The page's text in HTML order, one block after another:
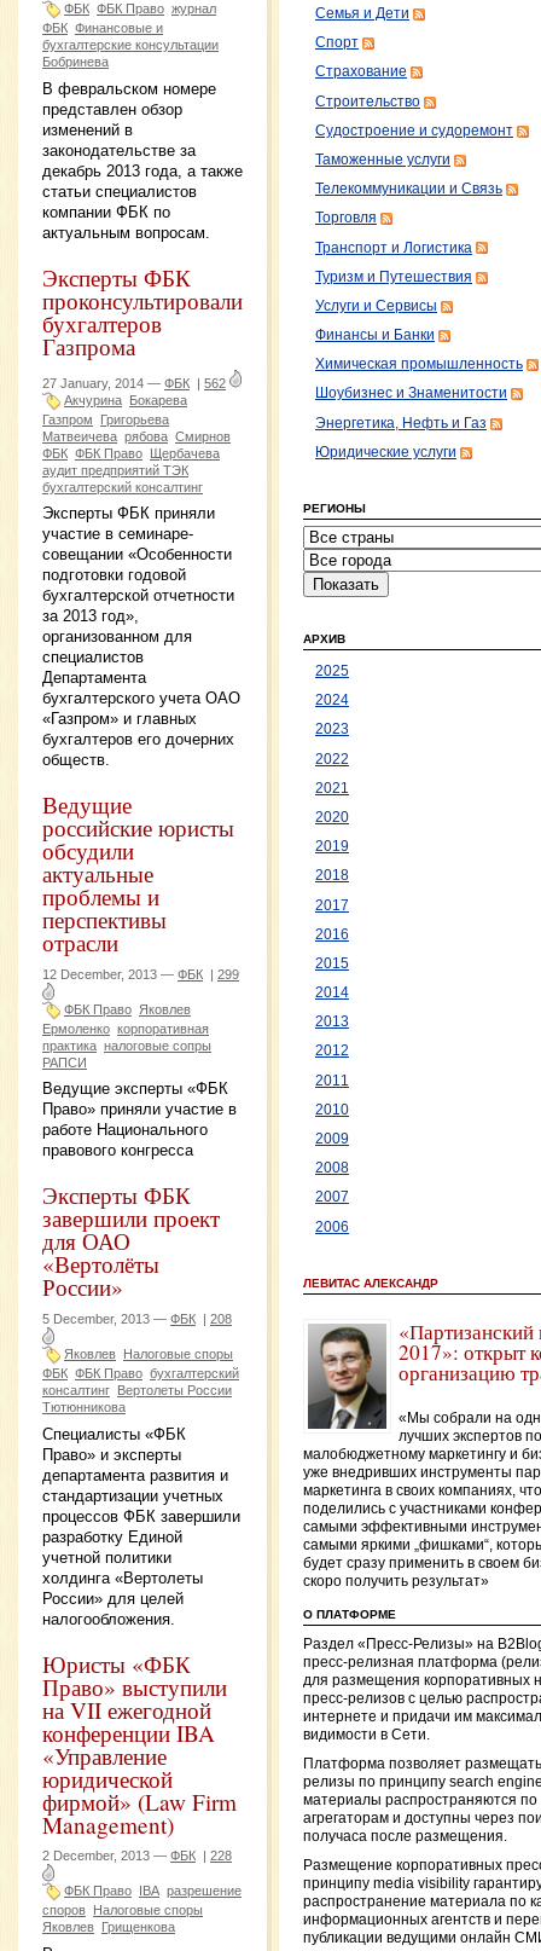
ФБК ФБК Право журнал
ФБК Финансовые и
бухгалтерские консультации
Бобринева
В февральском номере
представлен обзор
изменений в
законодательстве за
декабрь 2013 года, а также
статьи специалистов
компании ФБК по
актуальным вопросам.
Эксперты ФБК
проконсультировали
бухгалтеров
Газпрома
27 January, 2014 — ФБК | 562
Акчурина Бокарева
Газпром
Григорьева
Матвеичева рябова Смирнов
ФБК ФБК Право Щербачева
аудит предприятий ТЭК
бухгалтерский консалтинг
Эксперты ФБК приняли
участие в семинаре-
совещании «Особенности
подготовки годовой
бухгалтерской отчетности
за 2013 год»,
организованном для
специалистов
Департамента
бухгалтерского учета ОАО
«Газпром» и главных
бухгалтеров его дочерних
обществ.
Ведущие
российские юристы
обсудили
актуальные
проблемы и
перспективы
отрасли
12 December, 2013 — ФБК | 299
ФБК Право Яковлев
Ермоленко корпоративная
практика налоговые сопры
РАПСИ
Ведущие эксперты «ФБК
Право» приняли участие в
работе Национального
правового конгресса
Эксперты ФБК
завершили проект
для ОАО
«Вертолёты
России»
5 December, 2013 — ФБК | 208
Яковлев Налоговые споры
ФБК ФБК Право бухгалтерский
консалтинг Вертолеты России
Тютюнникова
Специалисты «ФБК
Право» и эксперты
департамента развития и
стандартизации учетных
процессов ФБК завершили
разработку Единой
учетной политики
холдинга «Вертолеты
России» для целей
налогообложения.
Юристы «ФБК
Право» выступили
на VII ежегодной
конференции IBA
«Управление
юридической
фирмой» (Law Firm
Management)
2 December, 2013 — ФБК 228
ФБК Право IBA разрешение
споров
Налоговые споры
Яковлев
Грищенкова
Семья и Дети
Спорт
Страхование
Строительство
Судостроение и судоремонт
Таможенные услуги
Телекоммуникации и Связь
Торговля
Транспорт и Логистика
Туризм и Путешествия
Услуги и Сервисы
Финансы и Банки
Химическая промышленность
Шоубизнес и Знаменитости
Энергетика, Нефть и Газ
Юридические услуги
РЕГИОНЫ
АРХИВ
2025
2024
2023
2022
2021
2020
2019
2018
2017
2016
2015
2014
2013
2012
2011
2010
2009
2008
2007
2006
ЛЕВИТАС АЛЕКСАНДР
«Партизанский
2017»: открыт
организацию
«Мы собрали на
лучших экспертов по
малобюджетному маркетингу и
уже внедривших инструменты
маркетинга в своих компаниях,
поделились с участниками
самыми эффективными
самыми яркими „фишками“,
будет сразу применить в своем
скоро получить результат»
О ПЛАТФОРМЕ
Раздел «Пресс-Релизы» на
пресс-релизная платформа
для размещения корпоративных
пресс-релизов с целью
интернете и придачи им
видимости в Сети.
Платформа позволяет
релизы по принципу search
материалы распространяются
агрегаторам и доступны через
получаса после размещения.
Размещение корпоративных
принципу media visibility
распространение материала по
информационных агентств и
публикации ведущими онлайн